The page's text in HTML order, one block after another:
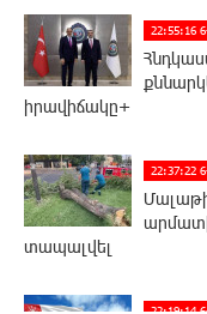
22:55:16
իրավիճակը+
22:37:22
տապալվել
22:19:14